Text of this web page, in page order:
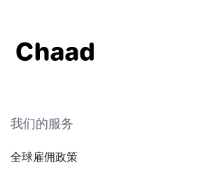
我们的服务
全球雇佣政策